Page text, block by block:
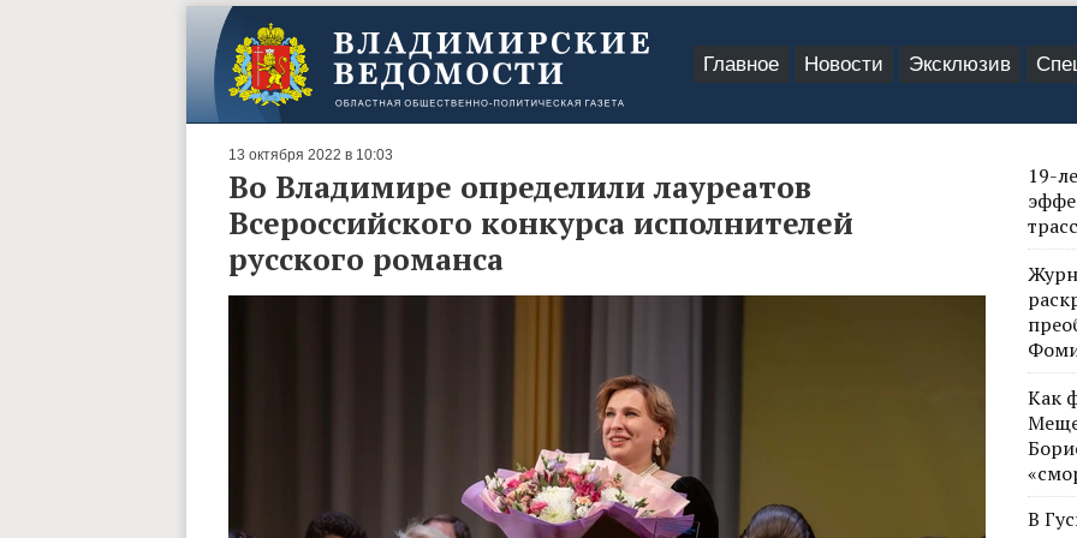
Главное Новости Эксклюзив
13 октября 2022 в 10:03
Во Владимире определили лауреатов
Всероссийского конкурса исполнителей
русского романса
19-
Как
В